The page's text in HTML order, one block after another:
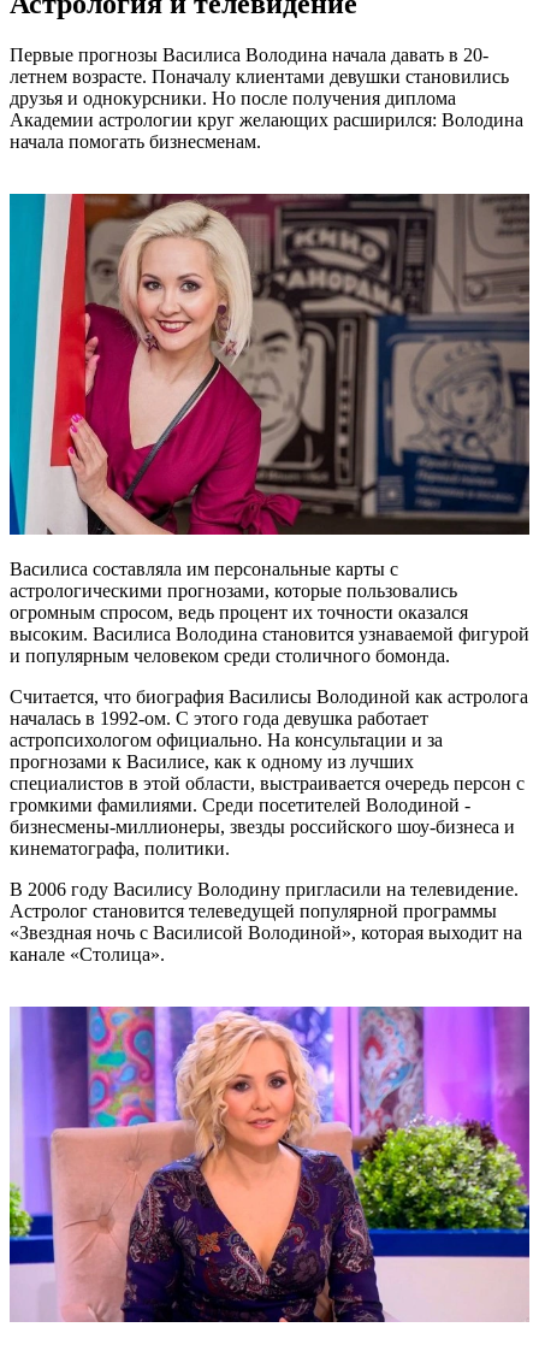
Первые прогнозы Василиса Володина начала давать в 20-
летнем возрасте. Поначалу клиентами девушки становились
друзья и однокурсники. Но после получения диплома
Академии астрологии круг желающих расширился: Володина
начала помогать бизнесменам.
Василиса составляла им персональные карты с
астрологическими прогнозами, которые пользовались
огромным спросом, ведь процент их точности оказался
высоким. Василиса Володина становится узнаваемой фигурой
и популярным человеком среди столичного бомонда.
Считается, что биография Василисы Володиной как астролога
началась в 1992-ом. С этого года девушка работает
астропсихологом официально. На консультации и за
прогнозами к Василисе, как к одному из лучших
специалистов в этой области, выстраивается очередь персон с
громкими фамилиями. Среди посетителей Володиной -
бизнесмены-миллионеры, звезды российского шоу-бизнеса и
кинематографа, политики.
В 2006 году Василису Володину пригласили на телевидение.
Астролог становится телеведущей популярной программы
«Звездная ночь с Василисой Володиной», которая выходит на
канале «Столица».